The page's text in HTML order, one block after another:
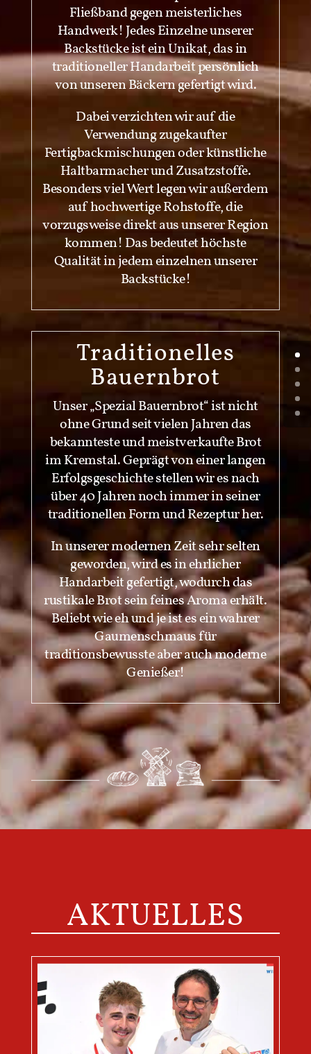
Fließband gegen meisterliches
Handwerk! Jedes Einzelne unserer
Backstücke ist ein Unikat, das in
traditioneller Handarbeit persönlich
von unseren Bäckern gefertigt wird.
Dabei verzichten wir auf die
Verwendung zugekaufter
Fertigbackmischungen oder künstliche
Haltbarmacher und Zusatzstoffe.
Besonders viel Wert legen wir außerdem
auf hochwertige Rohstoffe, die
vorzugsweise direkt aus unserer Region
kommen! Das bedeutet höchste
Qualität in jedem einzelnen unserer
Backstücke!
Tradition­elles
Bauernbrot
Unser „Spezial Bauernbrot“ ist nicht
ohne Grund seit vielen Jahren das
bekannteste und meistverkaufte Brot
im Kremstal. Geprägt von einer langen
Erfolgsgeschichte stellen wir es nach
über 40 Jahren noch immer in seiner
traditionellen Form und Rezeptur her.
In unserer modernen Zeit sehr selten
geworden, wird es in ehrlicher
Handarbeit gefertigt, wodurch das
rustikale Brot sein feines Aroma erhält.
Beliebt wie eh und je ist es ein wahrer
Gaumenschmaus für
traditionsbewusste aber auch moderne
Genießer!
AKTUELLES